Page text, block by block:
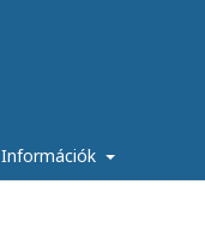
Információk